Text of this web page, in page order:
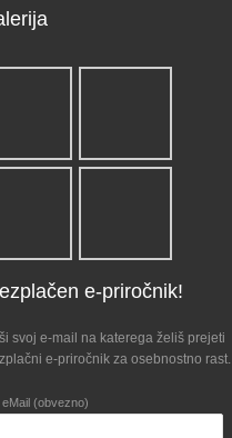
e-priročnik!
svoj e-mail na katerega želiš prejeti
e-priročnik za osebnostno rast.
eMail (obvezno)